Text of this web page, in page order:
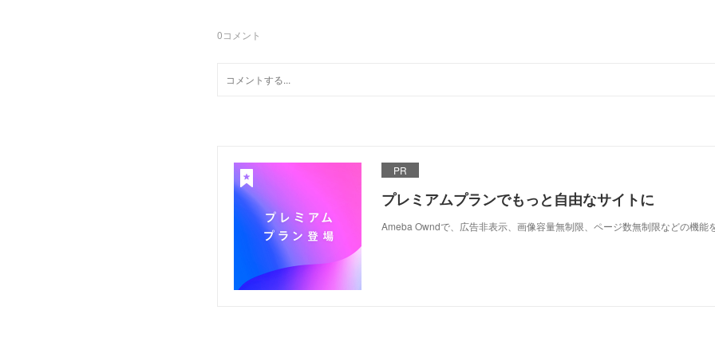
0コメント
PR
プレミアムプランでもっと自由なサイトに
Ameba Owndで、広告非表示、画像容量無制限、ページ数無制限などの機能